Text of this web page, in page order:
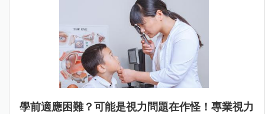
學前適應困難？可能是視力問題在作怪！專業視力